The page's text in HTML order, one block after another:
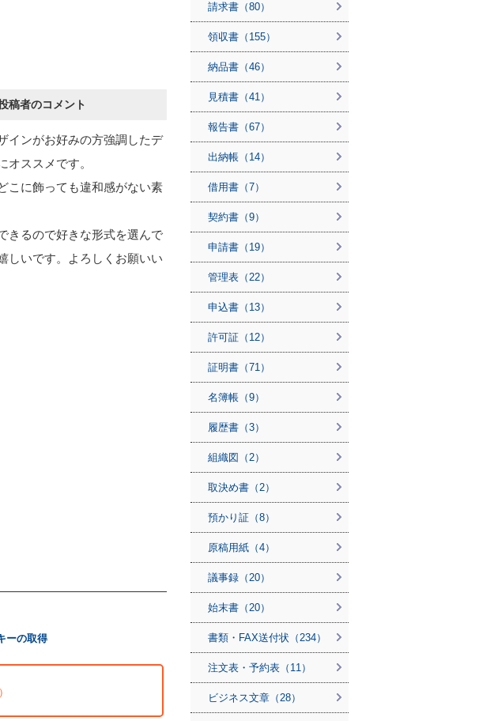
稿者のコメント
インがお好みの方強調したデ
オススメです。
こに飾っても違和感がない素
きるので好きな形式を選んで
しいです。よろしくお願いい
ーの取得
請求書（80）
領収書（155）
納品書（46）
見積書（41）
報告書（67）
出納帳（14）
借用書（7）
契約書（9）
申請書（19）
管理表（22）
申込書（13）
許可証（12）
証明書（71）
名簿帳（9）
履歴書（3）
組織図（2）
取決め書（2）
預かり証（8）
原稿用紙（4）
議事録（20）
始末書（20）
書類・FAX送付状（234）
注文表・予約表（11）
ビジネス文章（28）